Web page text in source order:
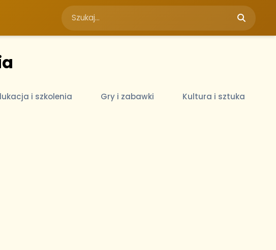
i szkolenia Gry i zabawki Kultura i sztuka